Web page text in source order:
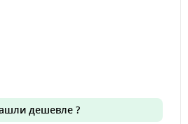
дешевле ?